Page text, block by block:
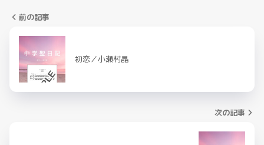
前の記事
初恋／小瀬村晶
次の記事